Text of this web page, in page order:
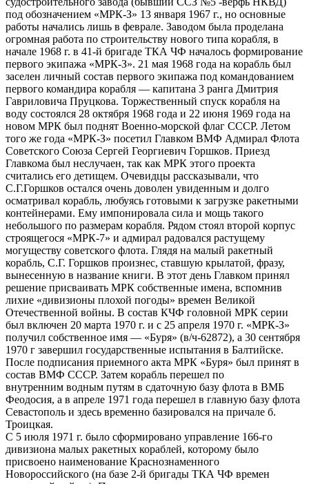
под обозначением «МРК-З» 13 января 1967 г., но основные
работы начались лишь в феврале. Заводом была проделана
огромная работа по строительству нового типа корабля, в
начале 1968 г. в 41-й бригаде ТКА ЧФ началось формирование
первого экипажа «МРК-З». 21 мая 1968 года на корабль был
заселен личный состав первого экипажа под командованием
первого командира корабля — капитана 3 ранга Дмитрия
Гавриловича Пруцкова. Торжественный спуск корабля на
воду состоялся 28 октября 1968 года и 22 июня 1969 года на
новом МРК был поднят Военно-морской флаг СССР. Летом
того же года «МРК-З» посетил Главком ВМФ Адмирал Флота
Советского Союза Сергей Георгиевич Горшков. Приезд
Главкома был неслучаен, так как МРК этого проекта
считались его детищем. Очевидцы рассказывали, что
С.Г.Горшков остался очень доволен увиденным и долго
осматривал корабль, любуясь готовыми к загрузке ракетными
контейнерами. Ему импонировала сила и мощь такого
небольшого по размерам корабля. Рядом стоял второй корпус
строящегося «МРК-7» и адмирал радовался растущему
могуществу советского флота. Глядя на малый ракетный
корабль, С.Г. Горшков произнес, ставшую крылатой, фразу,
вынесенную в название книги. В этот день Главком принял
решение присваивать МРК собственные имена, вспомнив
лихие «дивизионы плохой погоды» времен Великой
Отечественной войны. В состав КЧФ головной МРК серии
был включен 20 марта 1970 г. и с 25 апреля 1970 г. «МРК-З»
получил собственное имя — «Буря» (в/ч-62872), а 30 сентября
1970 г завершил государственные испытания в Балтийске.
После подписания приемного акта МРК «Буря» был принят в
состав ВМФ СССР. Затем корабль перешел по
внутренним водным путям в сдаточную базу флота в ВМБ
Феодосия, а в апреле 1971 года перешел в главную базу флота
Севастополь и здесь временно базировался на причале б.
Троицкая.
С 5 июля 1971 г. было сформировано управление 166-го
дивизиона малых ракетных кораблей, которому было
присвоено наименование Краснознаменного
Новороссийского (на базе 2-й бригады ТКА ЧФ времен